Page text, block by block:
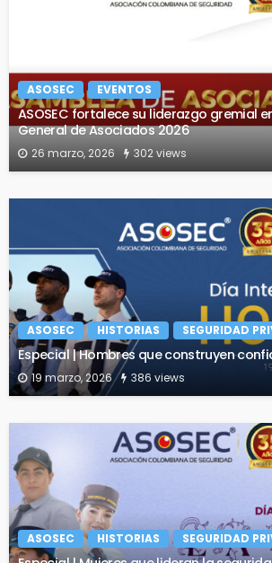
ASOSEC EVENTOS
ASOSEC fortalece su liderazgo gremial
General de Asociados 2026
26 marzo, 2026 302 views
ASOSEC HISTORIAS SEGURIDAD
Especial | Hombres que construyen
19 marzo, 2026 386 views
ASOSEC HISTORIAS SEGURIDAD